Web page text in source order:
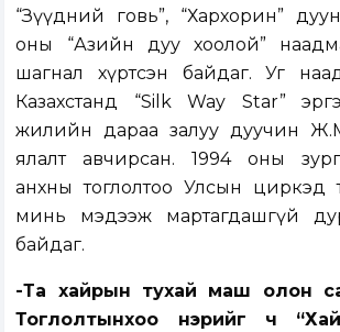
“Зүүдний говь”, “Хархорин”
оны “Азийн дуу хоолой”
шагнал хүртсэн байдаг. Уг
Казахстанд “Silk Way Star”
жилийн дараа залуу дуучин
ялалт авчирсан. 1994 оны
анхны тоглолтоо Улсын циркэд
минь мэдээж мартагдашгүй
байдаг.
-Та хайрын тухай маш олон
Тоглолтынхоо нэрийг ч